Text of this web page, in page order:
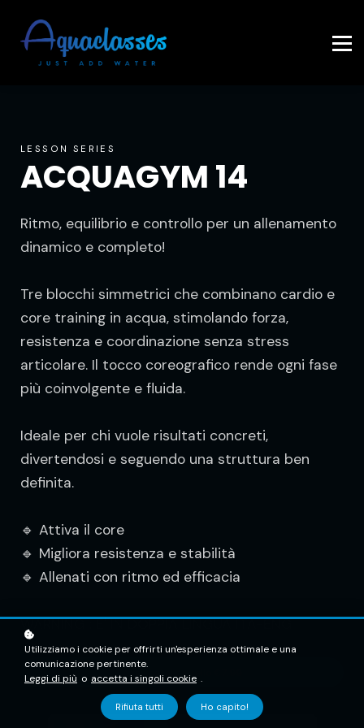
Accedi
LESSON SERIES
ACQUAGYM 14
Ritmo, equilibrio e controllo per un allenamento
dinamico e completo!
Tre blocchi simmetrici che combinano cardio e
core training in acqua, stimolando forza,
resistenza e coordinazione senza stress
articolare. Il tocco coreografico rende ogni fase
più coinvolgente e fluida.
Ideale per chi vuole risultati concreti,
divertendosi e seguendo una struttura ben
definita.
🔹 Attiva il core
🔹 Migliora resistenza e stabilità
🔹 Allenati con ritmo ed efficacia
WARNING : E' IN DOPPIA LINGUA ITA-ENG
Aggiungi al carrello
Utilizziamo i cookie per offrirti un'esperienza ottimale e una
comunicazione pertinente.
Leggi di più o accetta i singoli cookie .
Rifiuta tutti Ho capito!